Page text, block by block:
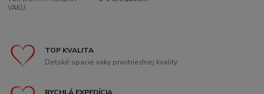
VAKU:
TOP KVALITA
Detské spacie vaky prvotriednej kvality
RYCHLÁ EXPEDÍCIA